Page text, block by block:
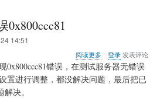
0x800ccc81
14:51
阅读更多
于
Outlook
Express
登录发表评论
0x800ccc81错误，在测试服务器无错误
置进行调整，都没解决问题，最后把已
决。